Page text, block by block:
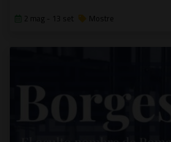
2 mag - 13 set Mostre